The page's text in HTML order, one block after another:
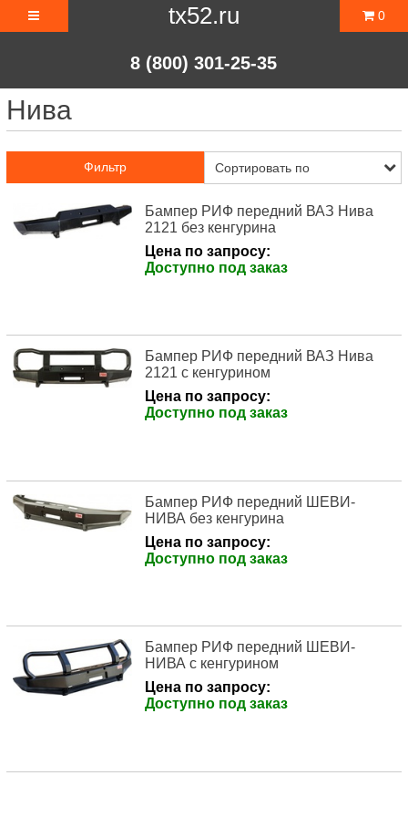
tx52.ru
8 (800) 301-25-35
0
Нива
Фильтр
Бампер РИФ передний ВАЗ Нива
2121 без кенгурина
Цена по запросу:
Доступно под заказ
Бампер РИФ передний ВАЗ Нива
2121 с кенгурином
Цена по запросу:
Доступно под заказ
Бампер РИФ передний ШЕВИ-
НИВА без кенгурина
Цена по запросу:
Доступно под заказ
Бампер РИФ передний ШЕВИ-
НИВА с кенгурином
Цена по запросу:
Доступно под заказ